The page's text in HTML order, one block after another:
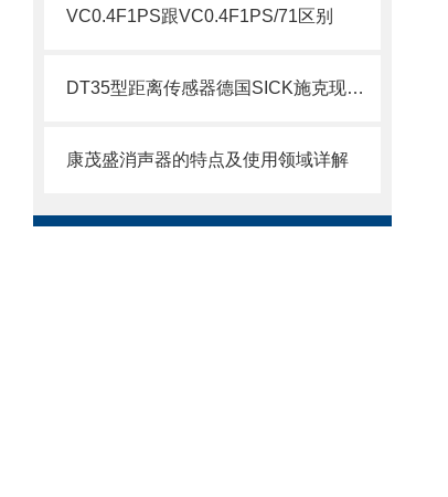
VC0.4F1PS跟VC0.4F1PS/71区别
DT35型距离传感器德国SICK施克现货详参
康茂盛消声器的特点及使用领域详解